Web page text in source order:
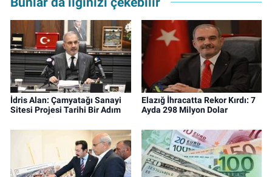
İdris Alan: Çamyatağı Sanayi
Sitesi Projesi Tarihi Bir Adım
Elazığ İhracatta Rekor Kırdı: 7
Ayda 298 Milyon Dolar